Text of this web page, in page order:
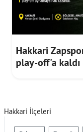
Hakkari
play-off'a kaldı
Hakkari İlçeleri